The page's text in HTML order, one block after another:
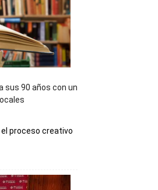
sus 90 años con un
proceso creativo